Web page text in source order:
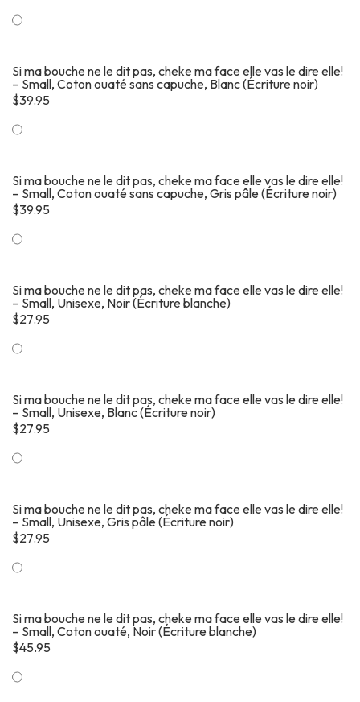
Si ma bouche ne le dit pas, cheke ma face elle vas le dire elle!
– Small, Coton ouaté sans capuche, Blanc (Écriture noir)
$39.95
Si ma bouche ne le dit pas, cheke ma face elle vas le dire elle!
– Small, Coton ouaté sans capuche, Gris pâle (Écriture noir)
$39.95
Si ma bouche ne le dit pas, cheke ma face elle vas le dire elle!
– Small, Unisexe, Noir (Écriture blanche)
$27.95
Si ma bouche ne le dit pas, cheke ma face elle vas le dire elle!
– Small, Unisexe, Blanc (Écriture noir)
$27.95
Si ma bouche ne le dit pas, cheke ma face elle vas le dire elle!
– Small, Unisexe, Gris pâle (Écriture noir)
$27.95
Si ma bouche ne le dit pas, cheke ma face elle vas le dire elle!
– Small, Coton ouaté, Noir (Écriture blanche)
$45.95